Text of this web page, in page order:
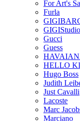
For Art's
Furla
Gucci
Guess
HELLO
Hugo Boss
Judith
Just Cavalli
Lacoste
Marc
Marciano